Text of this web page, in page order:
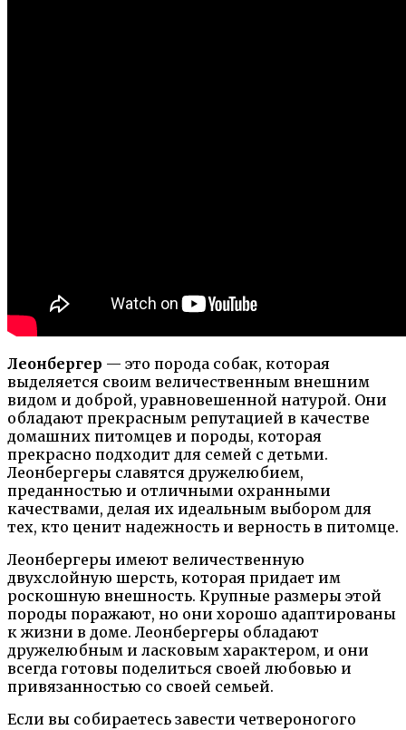
Леонбергер — это порода собак, которая
выделяется своим величественным внешним
видом и доброй, уравновешенной натурой. Они
обладают прекрасным репутацией в качестве
домашних питомцев и породы, которая
прекрасно подходит для семей с детьми.
Леонбергеры славятся дружелюбием,
преданностью и отличными охранными
качествами, делая их идеальным выбором для
тех, кто ценит надежность и верность в питомце.
Леонбергеры имеют величественную
двухслойную шерсть, которая придает им
роскошную внешность. Крупные размеры этой
породы поражают, но они хорошо адаптированы
к жизни в доме. Леонбергеры обладают
дружелюбным и ласковым характером, и они
всегда готовы поделиться своей любовью и
привязанностью со своей семьей.
Если вы собираетесь завести четвероногого